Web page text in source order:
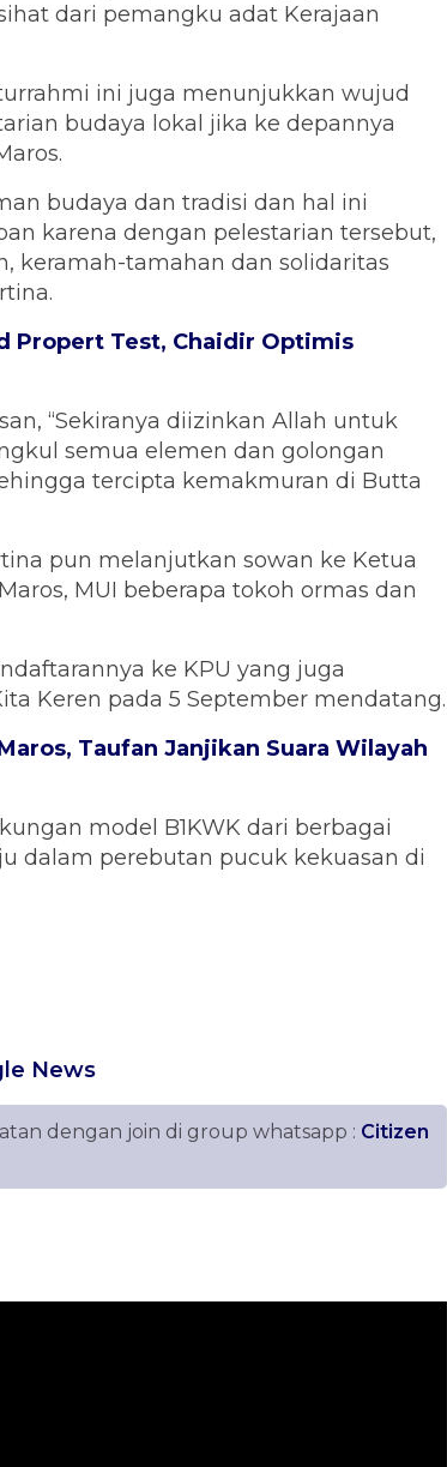
dari pemangku adat Kerajaan
ini juga menunjukkan wujud
budaya lokal jika ke depannya
budaya dan tradisi dan hal ini
karena dengan pelestarian tersebut,
keramah-tamahan dan solidaritas
Propert Test, Chaidir Optimis
“Sekiranya diizinkan Allah untuk
semua elemen dan golongan
tercipta kemakmuran di Butta
pun melanjutkan sowan ke Ketua
MUI beberapa tokoh ormas dan
ke KPU yang juga
Keren pada 5 September mendatang.
Taufan Janjikan Suara Wilayah
model B1KWK dari berbagai
dalam perebutan pucuk kekuasan di
News
dengan join di group whatsapp : Citizen